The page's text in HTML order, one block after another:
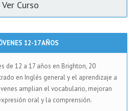
Ver Curso
12-17 AÑOS
de 12 a 17 años en Brighton, 20
en Inglés general y el aprendizaje a
amplian el vocabulario, mejoran
oral y la comprensión.